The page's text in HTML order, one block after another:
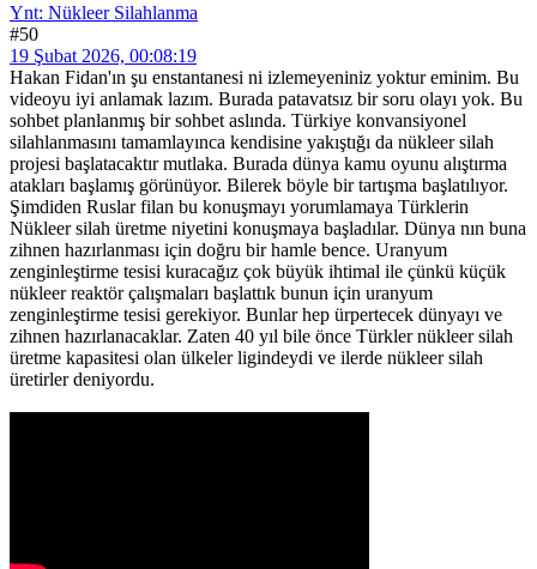
Ynt: Nükleer Silahlanma
#50
19 Şubat 2026, 00:08:19
Hakan Fidan'ın şu enstantanesi ni izlemeyeniniz yoktur eminim. Bu
videoyu iyi anlamak lazım. Burada patavatsız bir soru olayı yok. Bu
sohbet planlanmış bir sohbet aslında. Türkiye konvansiyonel
silahlanmasını tamamlayınca kendisine yakıştığı da nükleer silah
projesi başlatacaktır mutlaka. Burada dünya kamu oyunu alıştırma
atakları başlamış görünüyor. Bilerek böyle bir tartışma başlatılıyor.
Şimdiden Ruslar filan bu konuşmayı yorumlamaya Türklerin
Nükleer silah üretme niyetini konuşmaya başladılar. Dünya nın buna
zihnen hazırlanması için doğru bir hamle bence. Uranyum
zenginleştirme tesisi kuracağız çok büyük ihtimal ile çünkü küçük
nükleer reaktör çalışmaları başlattık bunun için uranyum
zenginleştirme tesisi gerekiyor. Bunlar hep ürpertecek dünyayı ve
zihnen hazırlanacaklar. Zaten 40 yıl bile önce Türkler nükleer silah
üretme kapasitesi olan ülkeler ligindeydi ve ilerde nükleer silah
üretirler deniyordu.